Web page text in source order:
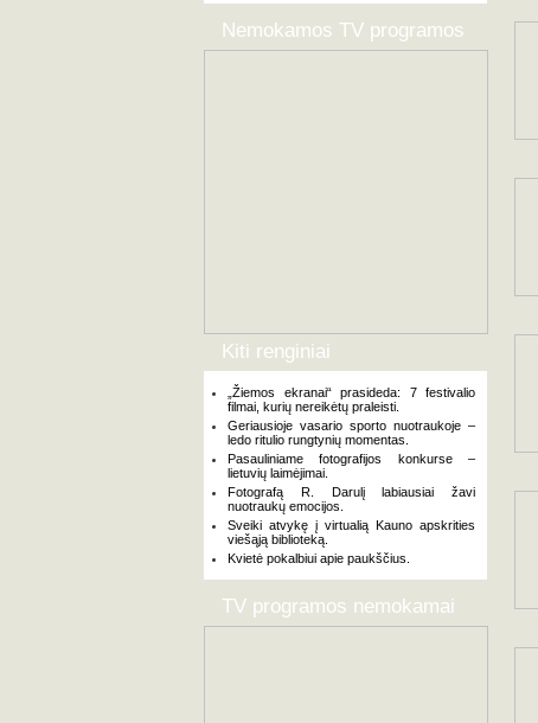
Nemokamos TV programos
Kiti renginiai
„Žiemos ekranai“ prasideda: 7 festivalio
filmai, kurių nereikėtų praleisti.
Geriausioje vasario sporto nuotraukoje –
ledo ritulio rungtynių momentas.
Pasauliniame fotografijos konkurse –
lietuvių laimėjimai.
Fotografą R. Darulį labiausiai žavi
nuotraukų emocijos.
Sveiki atvykę į virtualią Kauno apskrities
viešąją biblioteką.
Kvietė pokalbiui apie paukščius.
TV programos nemokamai